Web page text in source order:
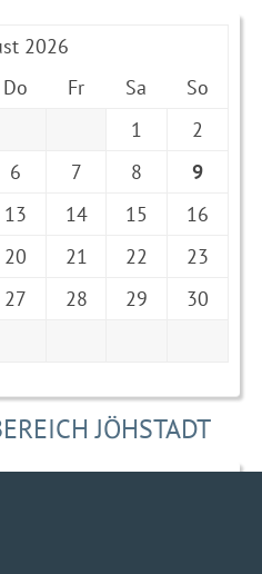
2026
Do Fr Sa
So
1
2
6 7 8
9
13 14 15
16
20 21 22
23
27 28 29
30
JÖHSTADT